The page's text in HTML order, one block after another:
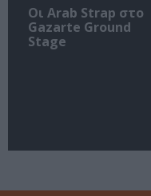
Οι Arab Strap στο
Gazarte Ground
Stage